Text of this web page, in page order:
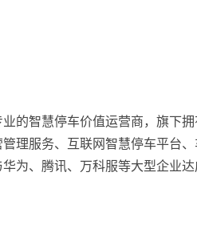
的智慧停车价值运营商，旗下
理服务、互联网智慧停车平台
为、腾讯、万科服等大型企业